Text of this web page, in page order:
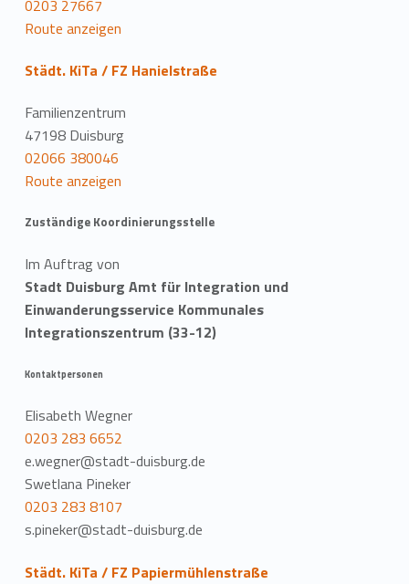
0203 27667
Route anzeigen
Städt. KiTa / FZ Hanielstraße
Familienzentrum
47198 Duisburg
02066 380046
Route anzeigen
Zuständige Koordinierungsstelle
Im Auftrag von
Stadt Duisburg Amt für Integration und
Einwanderungsservice Kommunales
Integrationszentrum (33-12)
Kontaktpersonen
Elisabeth Wegner
0203 283 6652
e.wegner@stadt-duisburg.de
Swetlana Pineker
0203 283 8107
s.pineker@stadt-duisburg.de
Städt. KiTa / FZ Papiermühlenstraße